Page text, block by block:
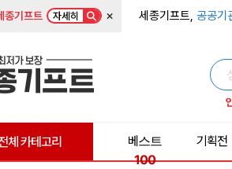
종기프트 자세히 × 세종기프트, 공공기
체 카테고리
베스트
100
기획전